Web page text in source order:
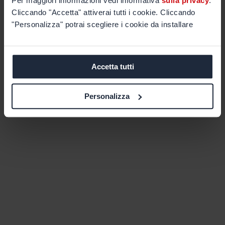
Cliccando "Accetta" attiverai tutti i cookie. Cliccando
"Personalizza" potrai scegliere i cookie da installare
Accetta tutti
Personalizza